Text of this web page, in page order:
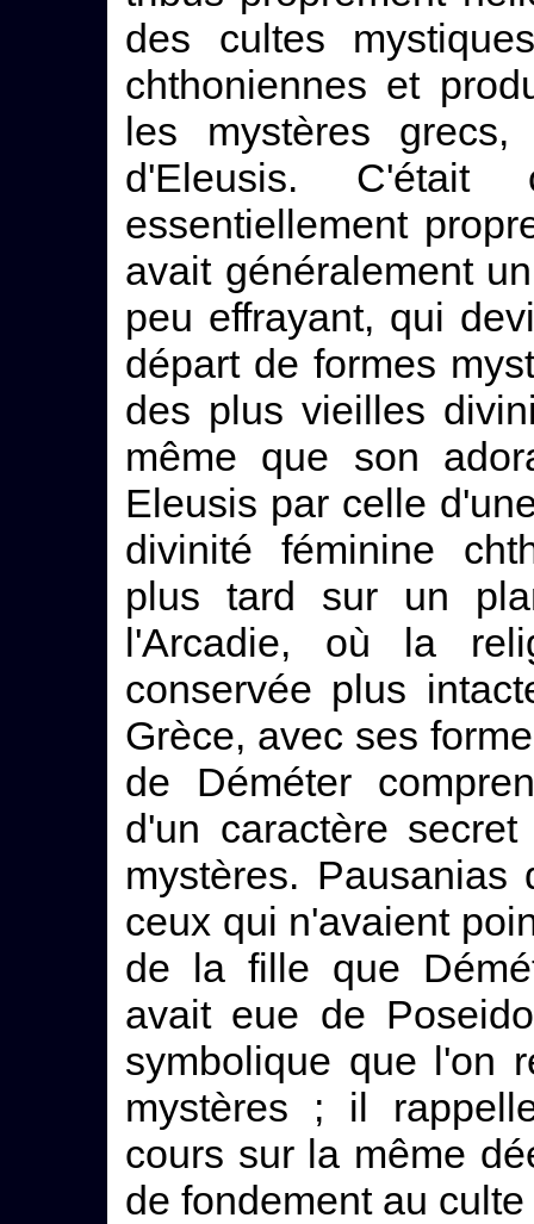
des cultes
chthoniennes et
les mystères
d'Eleusis. C'était
essentiellement
avait généralement
peu effrayant, qui
départ de formes
des plus vieilles
même que son
Eleusis par celle
divinité féminine
plus tard sur un
l'Arcadie, où la
conservée plus
Grèce, avec ses
de Déméter
d'un caractère
mystères.
ceux qui n'avaient
de la fille que
avait eue de
symbolique que l'on
mystères ; il
cours sur la même
de fondement au